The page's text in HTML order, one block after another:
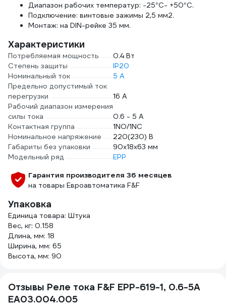
Диапазон рабочих температур: -25°С- +50°С.
Подключение: винтовые зажимы 2,5 мм2.
Монтаж: на DIN-рейке 35 мм.
Характеристики
Потребляемая мощность
0.4 Вт
Степень защиты
IP20
Номинальный ток
5 А
Предельно допустимый ток
перегрузки
16 А
Рабочий диапазон измерения
силы тока
0.6 - 5 А
Контактная группа
1NO/1NC
Номинальное напряжение
220(230) В
Габариты без упаковки
90x18х63 мм
Модельный ряд
EPP
Гарантия производителя 36 месяцев
на товары Евроавтоматика F&F
Упаковка
Единица товара: Штука
Вес, кг: 0.158
Длина, мм: 18
Ширина, мм: 65
Высота, мм: 90
Отзывы Реле тока F&F EPP-619-1, 0.6-5А
EA03.004.005